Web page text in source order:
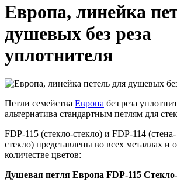
Европа, линейка
душевых без реза
уплотнителя
Петли семейства Европа без реза
альтернатива стандартным петлям для
FDP-115 (стекло-стекло) и FDP-114 (стена-
стекло) представлены во всех металлах и
количестве цветов:
Душевая петля Европа FDP-115